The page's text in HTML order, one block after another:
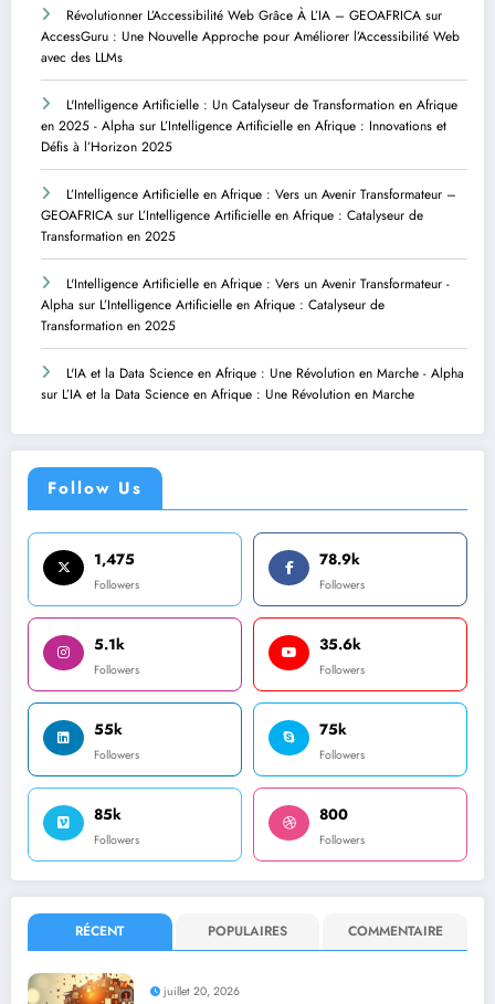
Révolutionner L’Accessibilité Web Grâce À L’IA – GEOAFRICA sur
AccessGuru : Une Nouvelle Approche pour Améliorer l’Accessibilité Web
avec des LLMs
L'Intelligence Artificielle : Un Catalyseur de Transformation en Afrique
en 2025 - Alpha sur L’Intelligence Artificielle en Afrique : Innovations et
Défis à l’Horizon 2025
L’Intelligence Artificielle en Afrique : Vers un Avenir Transformateur –
GEOAFRICA sur L’Intelligence Artificielle en Afrique : Catalyseur de
Transformation en 2025
L'Intelligence Artificielle en Afrique : Vers un Avenir Transformateur -
Alpha sur L’Intelligence Artificielle en Afrique : Catalyseur de
Transformation en 2025
L'IA et la Data Science en Afrique : Une Révolution en Marche - Alpha
sur L’IA et la Data Science en Afrique : Une Révolution en Marche
Follow Us
1,475
Followers
78.9k
Followers
5.1k
Followers
35.6k
Followers
55k
Followers
75k
Followers
85k
Followers
800
Followers
RÉCENT POPULAIRES COMMENTAIRE
juillet 20, 2026